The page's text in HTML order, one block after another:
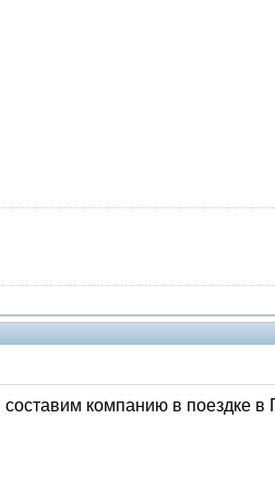
компанию в поездке в